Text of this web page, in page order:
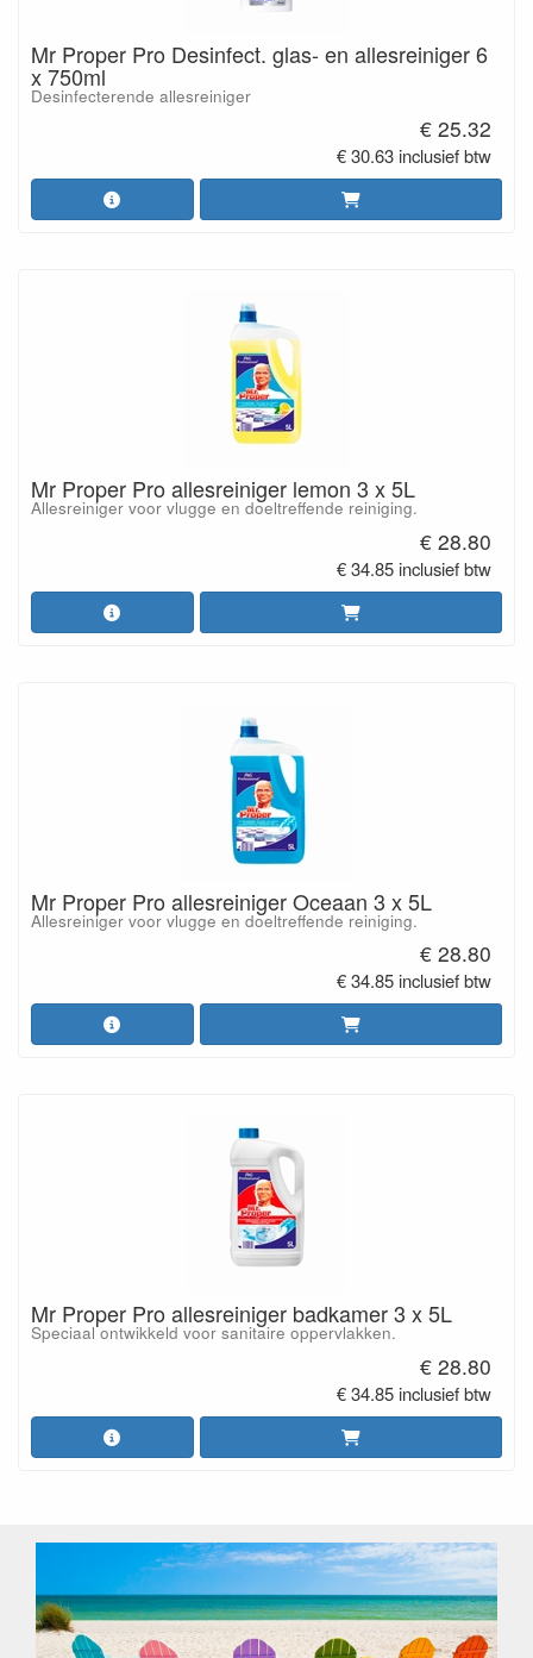
Mr Proper Pro Desinfect. glas- en allesreiniger 6
x 750ml
Desinfecterende allesreiniger
€ 25.32
€ 30.63 inclusief btw
Mr Proper Pro allesreiniger lemon 3 x 5L
Allesreiniger voor vlugge en doeltreffende reiniging.
€ 28.80
€ 34.85 inclusief btw
Mr Proper Pro allesreiniger Oceaan 3 x 5L
Allesreiniger voor vlugge en doeltreffende reiniging.
€ 28.80
€ 34.85 inclusief btw
Mr Proper Pro allesreiniger badkamer 3 x 5L
Speciaal ontwikkeld voor sanitaire oppervlakken.
€ 28.80
€ 34.85 inclusief btw